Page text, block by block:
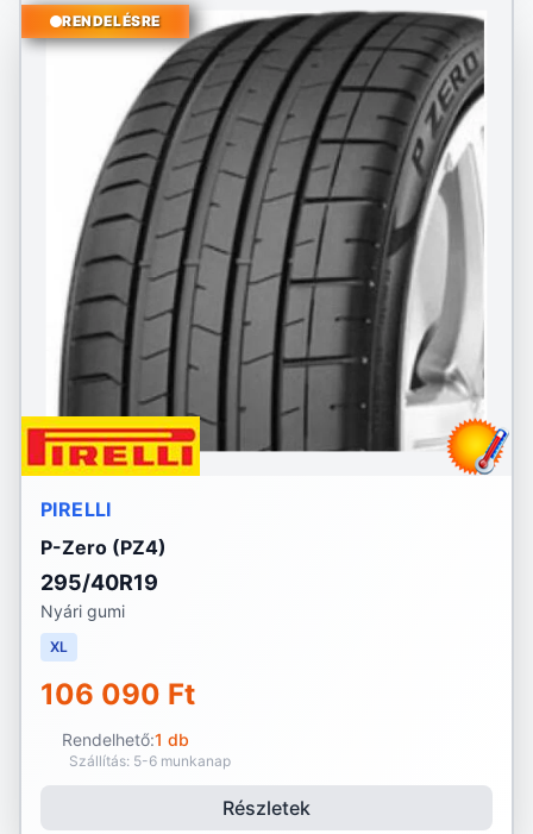
RENDELÉSRE
PIRELLI
P-Zero (PZ4)
295/40R19
Nyári gumi
XL
106 090 Ft
Rendelhető:1 db
Szállítás: 5-6 munkanap
Részletek